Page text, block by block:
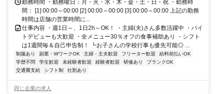
線] 池袋 [JR山手線] 池袋 [JR埼京線]
勤務時間 ・勤務曜日：月・火・水・木・金・土・日・祝 ・勤務時
間： [1] 00:00～00:00 [2] 00:00～00:00 [3] 00:00～00:00 上記の勤務
時間は店舗の営業時間に...
仕事内容 ・週1日～、1日2h～OK！ ・主婦(夫)さん多数活躍中 ・バイ
トデビューも大歓迎 ・全メニュー30％オフの食事補助あり ・シフト
は1週間毎＆自己申告制！ ┗お子さんの学校行事も優先可能◎ ...
制服あり 副業・WワークOK 主婦・主夫歓迎 フリーター歓迎
給料前払いOK
学歴不問
学生歓迎 未経験者歓迎 経験者歓迎 研修あり
ブランクOK
交通費支給
シフト制 社割あり
同じ企業の求人